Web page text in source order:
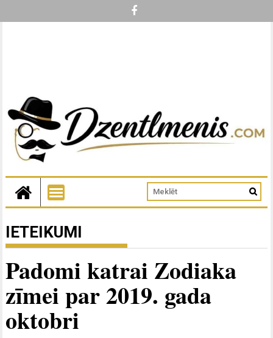
IETEIKUMI
Padomi katrai Zodiaka
zīmei par 2019. gada
oktobri